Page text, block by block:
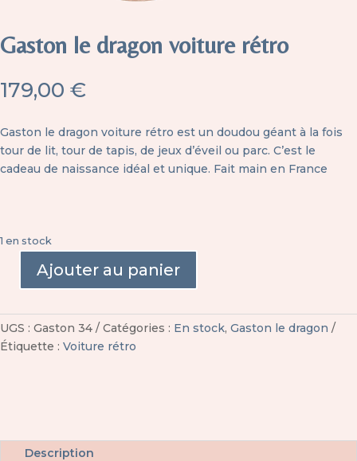
Gaston le dragon voiture rétro
179,00 €
Gaston le dragon voiture rétro est un doudou géant à la fois
tour de lit, tour de tapis, de jeux d’éveil ou parc. C’est le
cadeau de naissance idéal et unique. Fait main en France
1 en stock
quantité
Gaston
le
dragon
Ajouter au panier
UGS : Gaston 34 Catégories : En stock, Gaston le dragon
Étiquette : Voiture rétro
Description